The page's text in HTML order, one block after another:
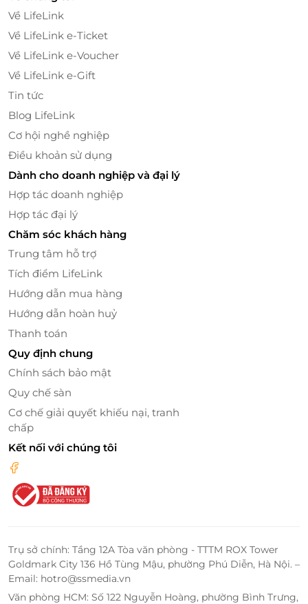
Về LifeLink
Về LifeLink e-Ticket
Về LifeLink e-Voucher
Về LifeLink e-Gift
Tin tức
Blog LifeLink
Cơ hội nghề nghiệp
Điều khoản sử dụng
Dành cho doanh nghiệp và đại lý
Hợp tác doanh nghiệp
Hợp tác đại lý
Chăm sóc khách hàng
Trung tâm hỗ trợ
Tích điểm LifeLink
Hướng dẫn mua hàng
Hướng dẫn hoàn huỷ
Thanh toán
Quy định chung
Chính sách bảo mật
Quy chế sàn
Cơ chế giải quyết khiếu nại, tranh
chấp
Kết nối với chúng tôi
Trụ sở chính: Tầng 12A Tòa văn phòng - TTTM ROX Tower
Goldmark City 136 Hồ Tùng Mậu, phường Phú Diễn, Hà Nội. –
Email: hotro@ssmedia.vn
Văn phòng HCM: Số 122 Nguyễn Hoàng, phường Bình Trưng,